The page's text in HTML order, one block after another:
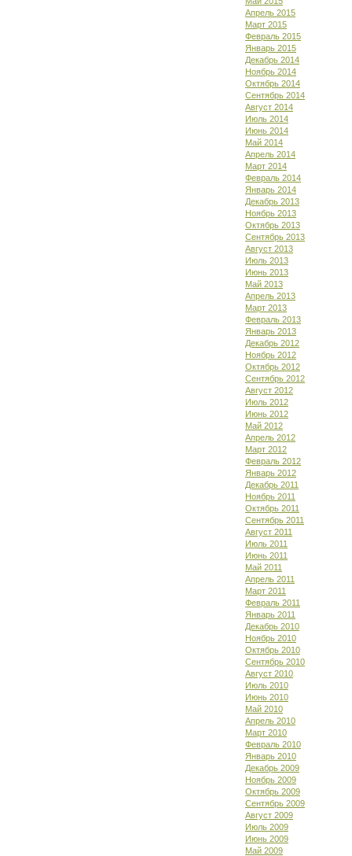
Апрель 2015
Март 2015
Февраль 2015
Январь 2015
Декабрь 2014
Ноябрь 2014
Октябрь 2014
Сентябрь 2014
Август 2014
Июль 2014
Июнь 2014
Май 2014
Апрель 2014
Март 2014
Февраль 2014
Январь 2014
Декабрь 2013
Ноябрь 2013
Октябрь 2013
Сентябрь 2013
Август 2013
Июль 2013
Июнь 2013
Май 2013
Апрель 2013
Март 2013
Февраль 2013
Январь 2013
Декабрь 2012
Ноябрь 2012
Октябрь 2012
Сентябрь 2012
Август 2012
Июль 2012
Июнь 2012
Май 2012
Апрель 2012
Март 2012
Февраль 2012
Январь 2012
Декабрь 2011
Ноябрь 2011
Октябрь 2011
Сентябрь 2011
Август 2011
Июль 2011
Июнь 2011
Май 2011
Апрель 2011
Март 2011
Февраль 2011
Январь 2011
Декабрь 2010
Ноябрь 2010
Октябрь 2010
Сентябрь 2010
Август 2010
Июль 2010
Июнь 2010
Май 2010
Апрель 2010
Март 2010
Февраль 2010
Январь 2010
Декабрь 2009
Ноябрь 2009
Октябрь 2009
Сентябрь 2009
Август 2009
Июль 2009
Июнь 2009
Май 2009